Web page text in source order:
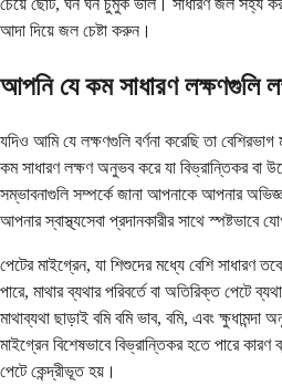
চেয়ে ছোট, ঘন ঘন চুমুক ভাল। সাধারণ জল সহ্য
আদা দিয়ে জল চেষ্টা করুন।
আপনি যে কম সাধারণ লক্ষণগুলি
যদিও আমি যে লক্ষণগুলি বর্ণনা করেছি তা
কম সাধারণ লক্ষণ অনুভব করে যা বিভ্রান্তিকর বা
সম্ভাবনাগুলি সম্পর্কে জানা আপনাকে আপনার
আপনার স্বাস্থ্যসেবা প্রদানকারীর সাথে স্পষ্টভাবে
পেটের মাইগ্রেন, যা শিশুদের মধ্যে বেশি সাধারণ
পারে, মাথার ব্যথার পরিবর্তে বা অতিরিক্ত পেটে
মাথাব্যথা ছাড়াই বমি বমি ভাব, বমি, এবং
মাইগ্রেন বিশেষভাবে বিভ্রান্তিকর হতে পারে কারণ
পেটে কেন্দ্রীভূত হয়।